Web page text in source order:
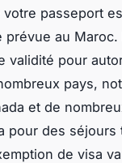
passeport
au
validité pour
pays,
et de
pour des
de visa